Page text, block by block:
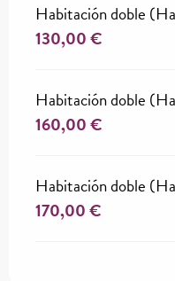
Habitación doble
130,00 €
Habitación doble
160,00 €
Habitación doble
170,00 €